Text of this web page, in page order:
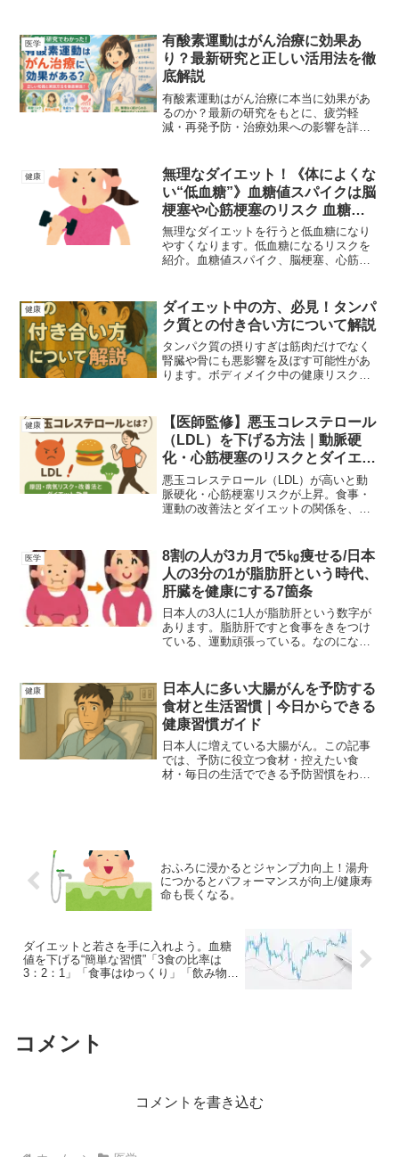
医学
有酸素運動はがん治療に効果あ
り？最新研究と正しい活用法を徹
底解説
有酸素運動はがん治療に本当に効果があ
るのか？最新の研究をもとに、疲労軽
減・再発予防・治療効果への影響を詳し
健康
無理なダイエット！《体によくな
い“低血糖”》血糖値スパイクは脳
梗塞や心筋梗塞のリスク 血糖値
の変動を抑えるには「カーボラス
ト」がおすすめ
無理なダイエットを行うと低血糖になり
やすくなります。低血糖になるリスクを
紹介。血糖値スパイク、脳梗塞、心筋梗
する危険性を理解した上で食事制限を行
うことを解説。
健康
ダイエット中の方、必見！タンパ
ク質との付き合い方について解説
タンパク質の摂りすぎは筋肉だけでなく
腎臓や骨にも悪影響を及ぼす可能性があ
ります。ボディメイク中の健康リスクと
健康
【医師監修】悪玉コレステロール
（LDL）を下げる方法｜動脈硬
化・心筋梗塞のリスクとダイエッ
ト効果を解説
悪玉コレステロール（LDL）が高いと動
脈硬化・心筋梗塞リスクが上昇。食事・
運動の改善法とダイエットの関係を、医
医学
8割の人が3カ月で5㎏痩せる/日本
人の3分の1が脂肪肝という時代、
肝臓を健康にする7箇条
日本人の3人に1人が脂肪肝という数字が
あります。脂肪肝ですと食事をきをつけ
ている、運動頑張っている。なのになぜ
をしたことにより痩せたというデータが
ございます。健康・ダイエットのために
肝臓のケアをしてみましょう。
健康
日本人に多い大腸がんを予防する
食材と生活習慣｜今日からできる
健康習慣ガイド
日本人に増えている大腸がん。この記事
では、予防に役立つ食材・控えたい食
材・毎日の生活でできる予防習慣をわか
おふろに浸かるとジャンプ力向上！湯舟
につかるとパフォーマンスが向上/健康寿
命も長くなる。
ダイエットと若さを手に入れよう。血糖
値を下げる“簡単な習慣”「3食の比率は
3：2：1」「食事はゆっくり」「飲み物は
コメント
コメントを書き込む